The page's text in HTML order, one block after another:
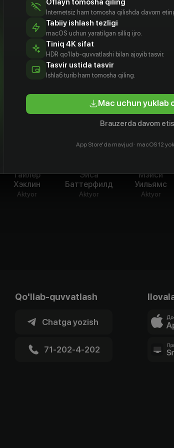
Тайлер
Хэклин
Aktyor
Эйса
Баттерфилд
Aktyor
Мэйси
Уильямс
Aktyor
Qo'llab-quvvatlash
Chatga yozish
71-202-4-202
Oflayn tomosha qiling
Internetsiz ham tomosha qilishda davom
Tabiiy ishlash tezligi
macOS uchun yaratilgan silliq ijro.
Tiniq 4K sifat
HDR qo'llab-quvvatlashi bilan ajoyib tasvir.
Tasvir ustida tasvir
Ishlаб turib ham tomosha qiling.
Mac uchun yuklab
Brauzerda davom
App Store'da mavjud · macOS 12